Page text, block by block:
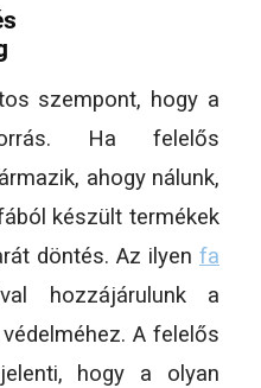
szempont, hogy a
Ha felelős
ahogy nálunk,
készült termékek
döntés. Az ilyen fa
hozzájárulunk a
A felelős
hogy a olyan